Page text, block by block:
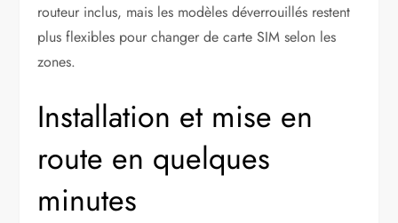
routeur inclus, mais les modèles déverrouillés restent
plus flexibles pour changer de carte SIM selon les
zones.
Installation et mise en
route en quelques
minutes